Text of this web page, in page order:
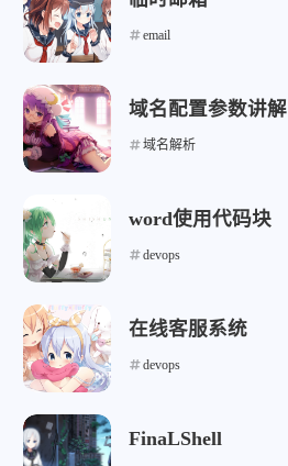
email
域名配置参数讲解
域名解析
word使用代码块
devops
在线客服系统
devops
FinaLShell